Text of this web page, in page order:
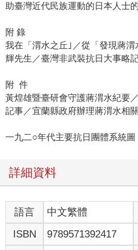
助臺灣近代民族運動的日本人士
附 錄
我在「渭水之丘｣／從「發現蔣
輝先生／臺灣非武裝抗日大事略
附 件
黃煌雄暨臺研會守護蔣渭水紀要
記事／宜蘭縣政府辦理蔣渭水相
一九二○年代主要抗日團體系統圖
詳細資料
語言 中文繁體
ISBN
9789571392417